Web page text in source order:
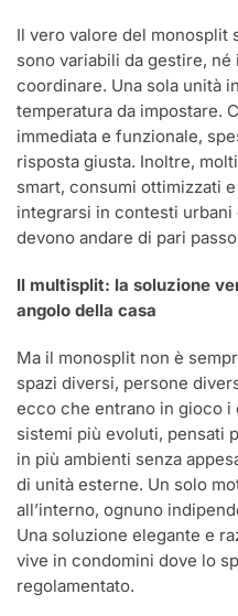
Il vero valore del monosplit
sono variabili da gestire,
coordinare. Una sola unità
temperatura da impostare.
immediata e funzionale,
risposta giusta. Inoltre,
smart, consumi ottimizzati
integrarsi in contesti
devono andare di pari
Il multisplit: la soluzione
angolo della casa
Ma il monosplit non è
spazi diversi, persone
ecco che entrano in gioco
sistemi più evoluti, pensati
in più ambienti senza
di unità esterne. Un solo
all’interno, ognuno
Una soluzione elegante e
vive in condomini dove lo
regolamentato.